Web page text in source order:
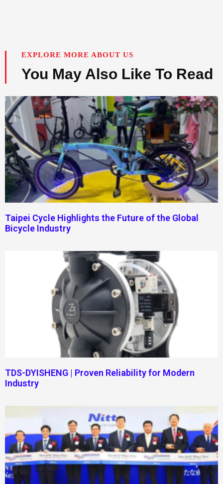
EXPLORE MORE ABOUT US
You May Also Like To Read
Taipei Cycle Highlights the Future of the Global
Bicycle Industry
TDS-DYISHENG | Proven Reliability for Modern
Industry